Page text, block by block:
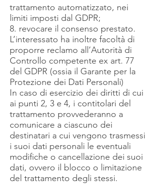
trattamento automatizzato, nei
limiti imposti dal GDPR;
8. revocare il consenso prestato.
L’interessato ha inoltre facoltà di
proporre reclamo all’Autorità di
Controllo competente ex art. 77
del GDPR (ossia il Garante per la
Protezione dei Dati Personali)
In caso di esercizio dei diritti di cui
ai punti 2, 3 e 4, i contitolari del
trattamento provvederanno a
comunicare a ciascuno dei
destinatari a cui vengono trasmessi
i suoi dati personali le eventuali
modifiche o cancellazione dei suoi
dati, ovvero il blocco o limitazione
del trattamento degli stessi.